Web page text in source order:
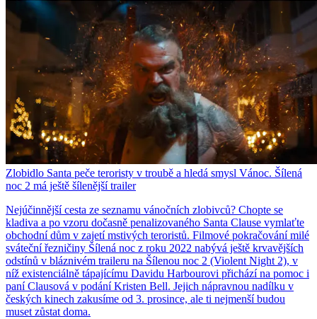
Zlobidlo Santa peče teroristy v troubě a hledá smysl Vánoc. Šílená
noc 2 má ještě šílenější trailer
Nejúčinnější cesta ze seznamu vánočních zlobivců? Chopte se
kladiva a po vzoru dočasně penalizovaného Santa Clause vymlaťte
obchodní dům v zajetí mstivých teroristů. Filmové pokračování milé
sváteční řezničiny Šílená noc z roku 2022 nabývá ještě krvavějších
odstínů v bláznivém traileru na Šílenou noc 2 (Violent Night 2), v
níž existenciálně tápajícímu Davidu Harbourovi přichází na pomoc i
paní Clausová v podání Kristen Bell. Jejich nápravnou nadílku v
českých kinech zakusíme od 3. prosince, ale ti nejmenší budou
muset zůstat doma.